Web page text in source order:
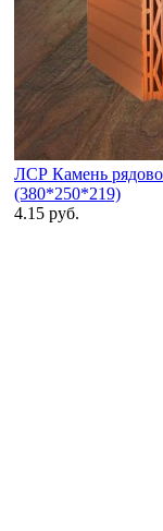
ЛСР Камень
(380*250*219)
4.15 руб.